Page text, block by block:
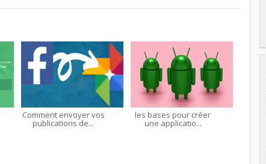
Comment envoyer vos
publications de...
les bases pour créer
une applicatio...